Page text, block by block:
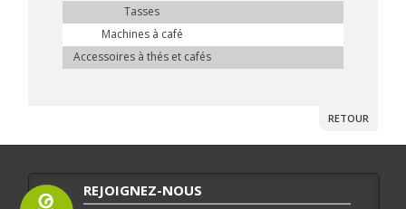
Tasses
Machines à café
Accessoires à thés et cafés
RETOUR
REJOIGNEZ-NOUS